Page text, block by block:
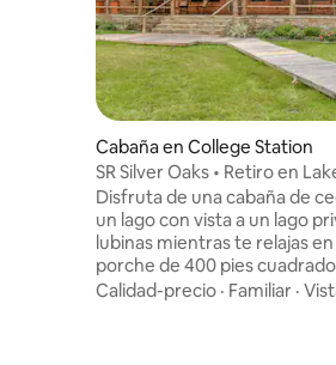
Cabaña en College Station
SR Silver Oaks • Retiro en
Disfruta de una cabaña de
un lago con vista a un lago
lubinas mientras te relajas
porche de 400 pies
atardecer. Ubicado en Schiller
Calidad-precio · Familiar ·